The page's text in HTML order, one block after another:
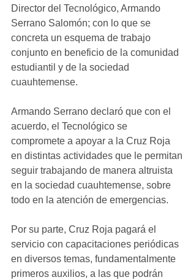
Director del Tecnológico, Armando
Serrano Salomón; con lo que se
concreta un esquema de trabajo
conjunto en beneficio de la comunidad
estudiantil y de la sociedad
cuauhtemense.
Armando Serrano declaró que con el
acuerdo, el Tecnológico se
compromete a apoyar a la Cruz Roja
en distintas actividades que le permitan
seguir trabajando de manera altruista
en la sociedad cuauhtemense, sobre
todo en la atención de emergencias.
Por su parte, Cruz Roja pagará el
servicio con capacitaciones periódicas
en diversos temas, fundamentalmente
primeros auxilios, a las que podrán